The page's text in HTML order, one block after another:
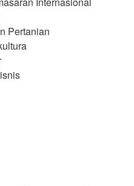
Pertanian